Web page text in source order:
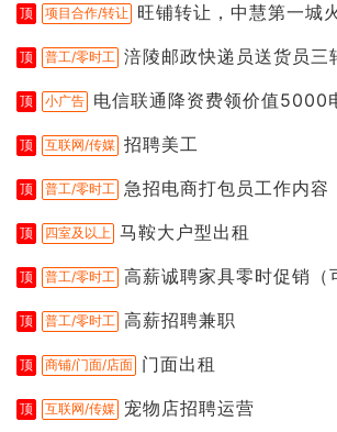
顶 项目合作/转让 旺铺转让，中慧第一城
顶 普工/零时工 涪陵邮政快递员送货员三
顶 小广告 电信联通降资费领价值5000
顶 互联网/传媒 招聘美工
顶 普工/零时工 急招电商打包员工作内容
顶 四室及以上 马鞍大户型出租
顶 普工/零时工 高薪诚聘家具零时促销（
顶 普工/零时工 高薪招聘兼职
顶 商铺/门面/店面 门面出租
顶 互联网/传媒 宠物店招聘运营